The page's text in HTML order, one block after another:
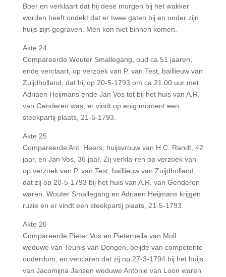
Boer en verklaart dat hij dese morgen bij het wakker
worden heeft ondekt dat er twee gaten bij en onder zijn
huijs zijn gegraven. Men kon niet binnen komen.
Akte 24
Compareerde Wouter Smallegang, oud ca 51 jaaren,
ende verclaart, op verzoek van P. van Test, baillieuw van
Zuijdholland, dat hij op 20-5-1793 om ca 21.00 uur met
Adriaen Heijmans ende Jan Vos tot bij het huis van A.R.
van Genderen was, er vindt op enig moment een
steekpartij plaats, 21-5-1793.
Akte 25
Compareerde Ant. Heers, huijsvrouw van H.C. Randt, 42
jaar, en Jan Vos, 36 jaar. Zij verkla-ren op verzoek van
op verzoek van P. van Test, baillieuw van Zuijdholland,
dat zij op 20-5-1793 bij het huis van A.R. van Genderen
waren. Wouter Smallegang en Adriaen Heijmans krijgen
ruzie en er vindt een steekpartij plaats, 21-5-1793.
Akte 26
Compareerde Pieter Vos en Pieternella van Moll
weduwe van Teunis van Dongen, beijde van competente
ouderdom, en verclaren dat zij op 27-3-1794 bij het huijs
van Jacomijna Jansen weduwe Antonie van Loon waren